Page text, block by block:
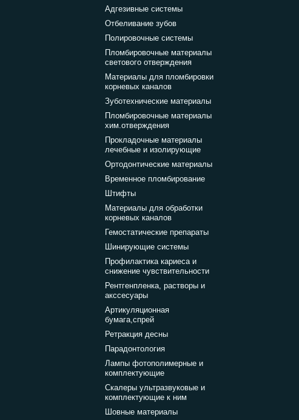
Адгезивные системы
Отбеливание зубов
Полировочные системы
Пломбировочные материалы
светового отверждения
Материалы для пломбировки
корневых каналов
Зуботехнические материалы
Пломбировочные материалы
хим.отверждения
Прокладочные материалы
лечебные и изолирующие
Ортодонтические материалы
Временное пломбирование
Штифты
Материалы для обработки
корневых каналов
Гемостатические препараты
Шинирующие системы
Профилактика кариеса и
снижение чувствительности
Рентгенпленка, растворы и
акссесуары
Артикуляционная
бумага,спрей
Ретракция десны
Парадонтология
Лампы фотополимерные и
комплектующие
Скалеры ультразвуковые и
комплектующие к ним
Шовные материалы